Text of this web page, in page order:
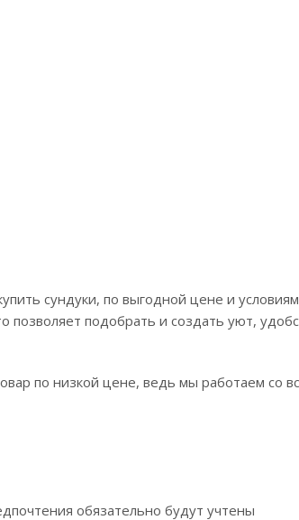
сундуки, по выгодной цене и
позволяет подобрать и создать уют,
по низкой цене, ведь мы работаем со
обязательно будут учтены